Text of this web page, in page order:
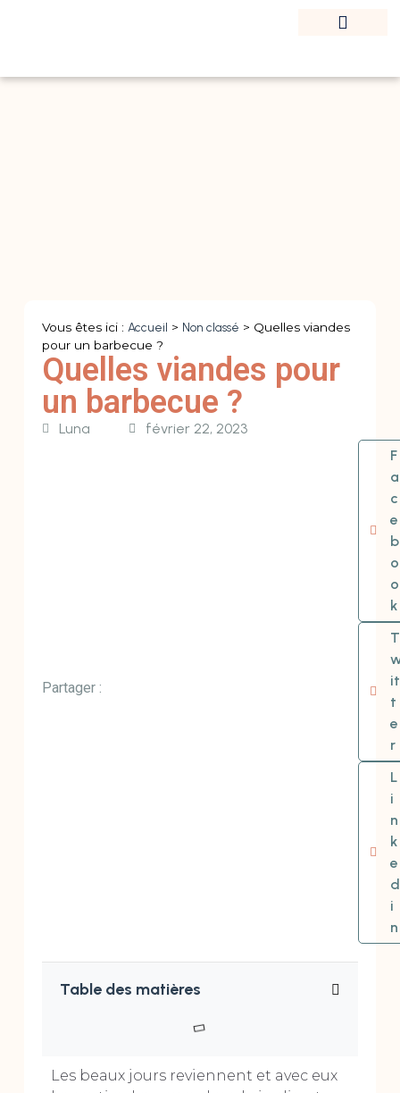
Vous êtes ici : Accueil > Non classé > Quelles viandes
pour un barbecue ?
Quelles viandes pour
un barbecue ?
Luna février 22, 2023
Partager :
F
a
c
e
b
o
o
k
T
it
t
e
r
L
i
n
k
e
d
i
n
Table des matières
Les beaux jours reviennent et avec eux